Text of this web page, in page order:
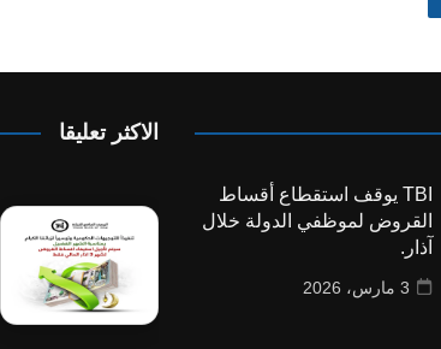
TBI يوقف استقطاع أقساط
القروض لموظفي الدولة خلال
آذار.
3 مارس، 2026
الاكثر تعليقا